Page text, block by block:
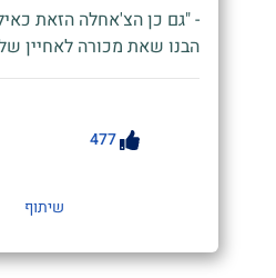
- "גם כן הצ'אחלה הזאת
הבנו שאת מכורה לאחיין
477
שיתוף